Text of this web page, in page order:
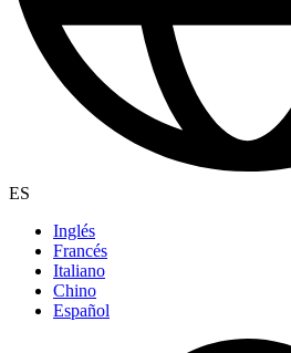
ES
Inglés
Francés
Italiano
Chino
Español